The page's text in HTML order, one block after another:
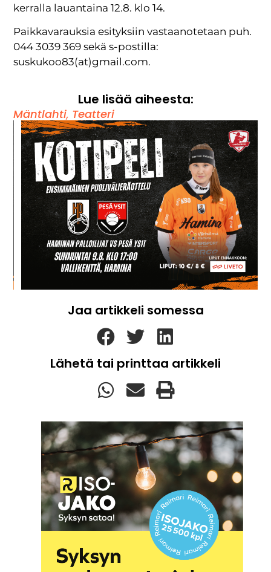
kerralla lauantaina 12.8. klo 14.
Paikkavarauksia esityksiin vastaanotetaan puh.
044 3039 369 sekä s-postilla:
suskukoo83(at)gmail.com.
Lue lisää aiheesta:
Mäntlahti, Teatteri
Jaa artikkeli somessa
Lähetä tai printtaa artikkeli